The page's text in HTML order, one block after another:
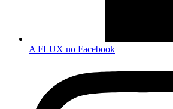
A FLUX no Facebook